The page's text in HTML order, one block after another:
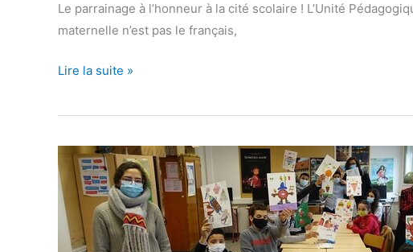
Le parrainage à l’honneur à la cité scolaire ! L’Unité
maternelle n’est pas le français,
Lire la suite »
Les
élèves
d’UPE2A
se
racontent